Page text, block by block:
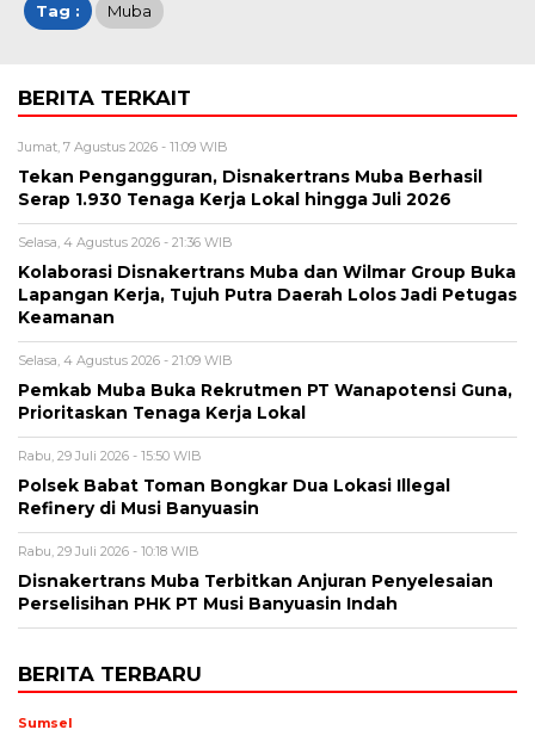
Tag : Muba
BERITA TERKAIT
Jumat, 7 Agustus 2026 - 11:09 WIB
Tekan Pengangguran, Disnakertrans Muba Berhasil
Serap 1.930 Tenaga Kerja Lokal hingga Juli 2026
Selasa, 4 Agustus 2026 - 21:36 WIB
Kolaborasi Disnakertrans Muba dan Wilmar Group Buka
Lapangan Kerja, Tujuh Putra Daerah Lolos Jadi Petugas
Keamanan
Selasa, 4 Agustus 2026 - 21:09 WIB
Pemkab Muba Buka Rekrutmen PT Wanapotensi Guna,
Prioritaskan Tenaga Kerja Lokal
Rabu, 29 Juli 2026 - 15:50 WIB
Polsek Babat Toman Bongkar Dua Lokasi Illegal
Refinery di Musi Banyuasin
Rabu, 29 Juli 2026 - 10:18 WIB
Disnakertrans Muba Terbitkan Anjuran Penyelesaian
Perselisihan PHK PT Musi Banyuasin Indah
BERITA TERBARU
Sumsel